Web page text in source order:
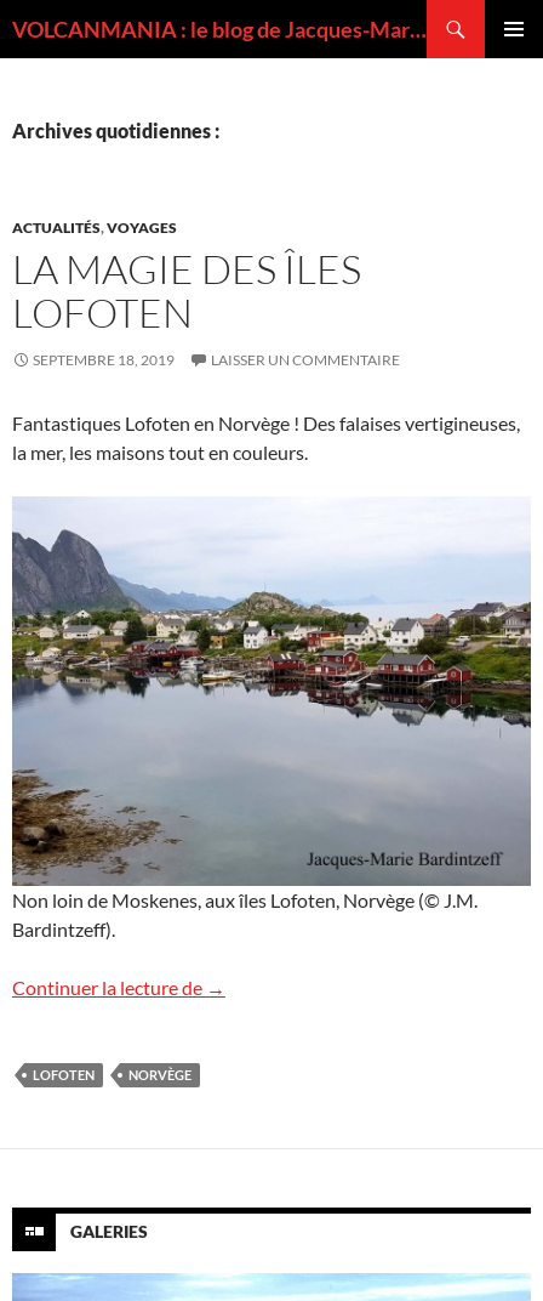
VOLCANMANIA : le blog de Jacques-Marie BARDINTZEFF, volcanologue
Archives quotidiennes :
ACTUALITÉS,VOYAGES
LA MAGIE DES ÎLES
LOFOTEN
SEPTEMBRE 18, 2019 LAISSER UN COMMENTAIRE
Fantastiques Lofoten en Norvège ! Des falaises vertigineuses,
la mer, les maisons tout en couleurs.
Non loin de Moskenes, aux îles Lofoten, Norvège (© J.M.
Bardintzeff).
Continuer la lecture de La magie des îles Lofoten
→
LOFOTEN NORVÈGE
GALERIES